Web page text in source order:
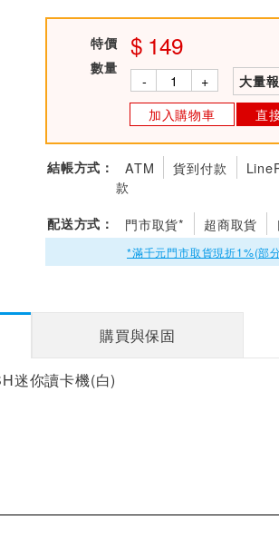
特價 149
數量
- + 大量
加入購物車 直
結帳方式： ATM 貨到付款
款
配送方式： 門市取貨* 超商取貨
*滿千元門市取貨現折1%(部
購買與保固
迷你讀卡機(白)